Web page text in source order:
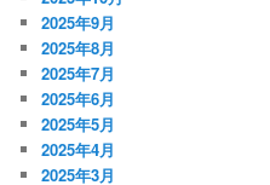
2025年9月
2025年8月
2025年7月
2025年6月
2025年5月
2025年4月
2025年3月